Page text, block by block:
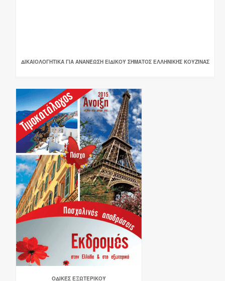
ΔΙΚΑΙΟΛΟΓΗΤΙΚΆ ΓΙΑ ΑΝΑΝΈΩΣΗ ΕΙΔΙΚΟΎ ΣΉΜΑΤΟΣ ΕΛΛΗΝΙΚΉΣ ΚΟΥΖΊΝΑΣ
ΟΔΙΚΈΣ ΕΞΩΤΕΡΙΚΟΎ